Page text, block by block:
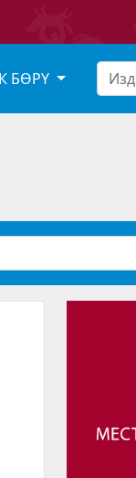
БӨРҮ